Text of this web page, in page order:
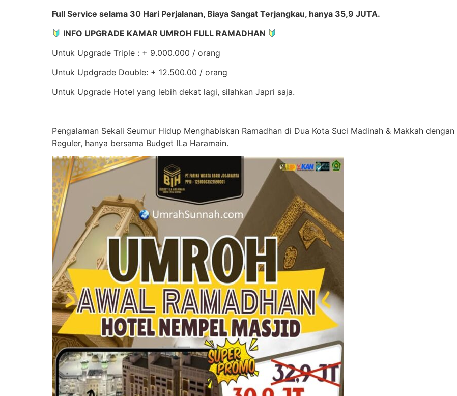
Full Service selama 30 Hari Perjalanan, Biaya Sangat Terjangkau, hanya 35,9 JUTA.
INFO UPGRADE KAMAR UMROH FULL RAMADHAN
Untuk Upgrade Triple : + 9.000.000 / orang
Untuk Updgrade Double: + 12.500.00 / orang
Untuk Upgrade Hotel yang lebih dekat lagi, silahkan Japri saja.
Pengalaman Sekali Seumur Hidup Menghabiskan Ramadhan di Dua Kota Suci Madinah & Makkah
Reguler, hanya bersama Budget ILa Haramain.